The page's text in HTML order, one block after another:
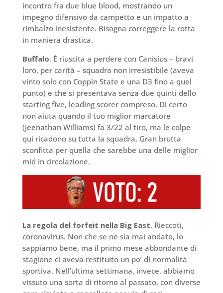
incontro fra due blue blood, mostrando un
impegno difensivo da campetto e un impatto a
rimbalzo inesistente. Bisogna correggere la rotta
in maniera drastica.
Buffalo. È riuscita a perdere con Canisius – bravi
loro, per carità – squadra non irresistibile (aveva
vinto solo con Coppin State e una D3 fino a quel
punto) e che si presentava senza due quinti dello
starting five, leading scorer compreso. Di certo
non aiuta quando il tuo miglior marcatore
(Jeenathan Williams) fa 3/22 al tiro, ma le colpe
qui ricadono su tutta la squadra. Gran brutta
sconfitta per quella che sarebbe una delle miglior
mid in circolazione.
La regola del forfeit nella Big East. Rieccoti,
coronavirus. Non che se ne sia mai andato, lo
sappiamo bene, ma il primo mese abbondante di
stagione ci aveva restituito un po’ di normalità
sportiva. Nell’ultima settimana, invece, abbiamo
vissuto una sorta di ritorno al passato, con diverse